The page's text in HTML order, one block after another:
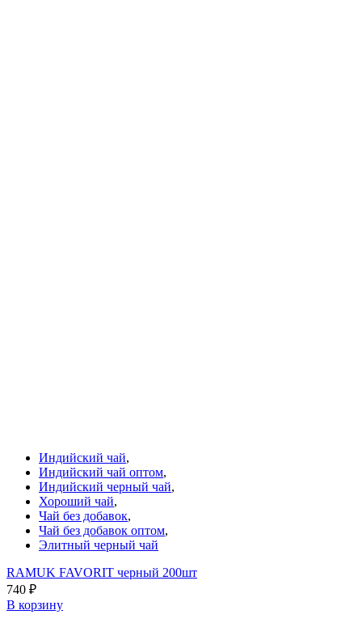
Индийский чай,
Индийский чай оптом,
Индийский черный чай,
Хороший чай,
Чай без добавок,
Чай без добавок оптом,
Элитный черный чай
RAMUK FAVORIT черный 200шт
740 ₽
В корзину